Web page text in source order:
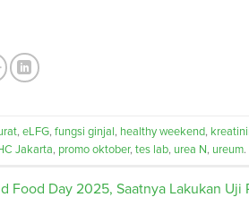
, eLFG, fungsi ginjal, healthy weekend,
Jakarta, promo oktober,tes lab, urea N, ureum.
Food Day 2025, Saatnya Lakukan Uji